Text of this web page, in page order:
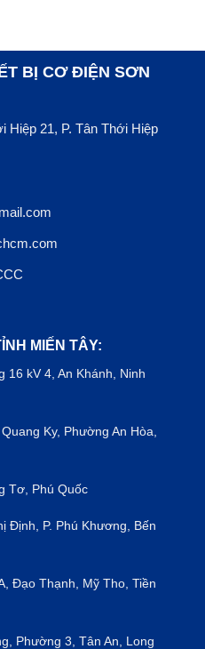
BỊ CƠ ĐIỆN SƠN
Hiệp 21, P. Tân Thới Hiệp
MIẾN TÂY:
16 kV 4, An Khánh, Ninh
Ky, Phường An Hòa,
Tơ, Phú Quốc
Định, P. Phú Khương, Bến
Đạo Thạnh, Mỹ Tho, Tiền
Phường 3, Tân An, Long